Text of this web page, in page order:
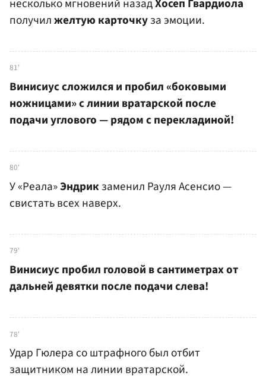
получилжелтую карточкуза эмоции.
81'
Винисиус сложился и пробил «боковыми
ножницами» с линии вратарской после
подачи углового — рядом с перекладиной!
80'
У «Реала»Эндрикзаменил Рауля Асенсио —
свистать всех наверх.
79'
Винисиус пробил головой в сантиметрах от
дальней девятки после подачи слева!
78'
Удар Гюлера со штрафного был отбит
защитником на линии вратарской.